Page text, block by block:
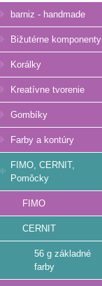
barniz - handmade
Bižutérne komponenty
Korálky
Kreatívne tvorenie
Gombíky
Farby a kontúry
FIMO, CERNIT,
Pomôcky
FIMO
CERNIT
56 g základné
farby